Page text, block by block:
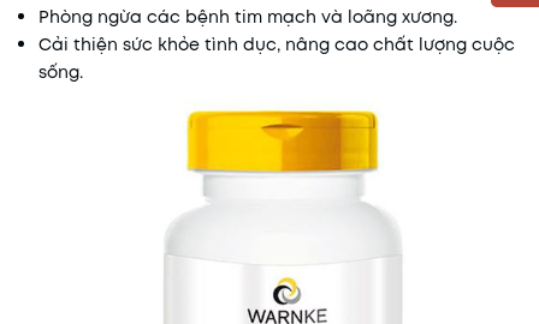
Mã khuyến mãi:
Điều kiện:
Phòng ngừa các bệnh tim mạch và loãng xương.
Cải thiện sức khỏe tình dục, nâng cao chất lượng cuộc
sống.